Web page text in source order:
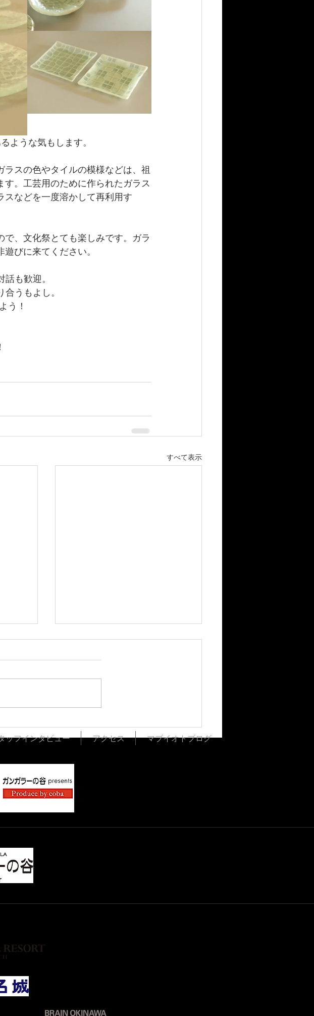
ような気もします。
スの色やタイルの模様などは、祖
。工芸用のために作られたガラス
スなどを一度溶かして再利用す
、文化祭とても楽しみです。ガラ
びに来てください。
も歓迎。
うもよし。
う！
すべて表示
岡
ョップ」のワザ者 高良レコー
ド店 高良雅弘
ッフインタビュー アクセス マブイオトブログ